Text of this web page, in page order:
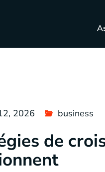
2026 business
de